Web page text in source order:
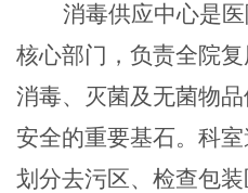
消毒供应中心是
核心部门，负责全院复
消毒、灭菌及无菌物
安全的重要基石。科室
划分去污区、检查包